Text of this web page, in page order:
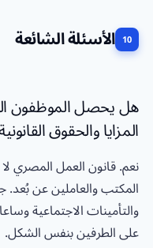
الأسئلة الشائعة
هل يحصل الموظفون
المزايا والحقوق
نعم. قانون العمل المصري
المكتب والعاملين عن بُعد.
والتأمينات الاجتماعية
على الطرفين بنفس الشكل.